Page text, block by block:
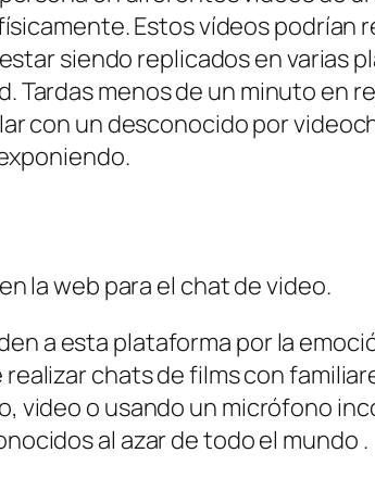
Estos vídeos podrían
siendo replicados en varias
Tardas menos de un minuto en
con un desconocido por
la web para el chat de video.
a esta plataforma por la
chats de films con
video o usando un micrófono
al azar de todo el mundo .